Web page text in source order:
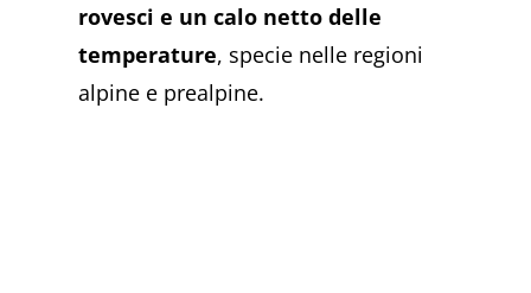
rovesci e un calo netto delle
temperature, specie nelle regioni
alpine e prealpine.